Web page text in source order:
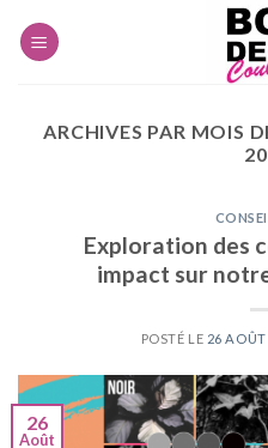
ARCHIVES PAR MOIS
Exploration des
impact sur
POSTÉ LE 26
26
Août